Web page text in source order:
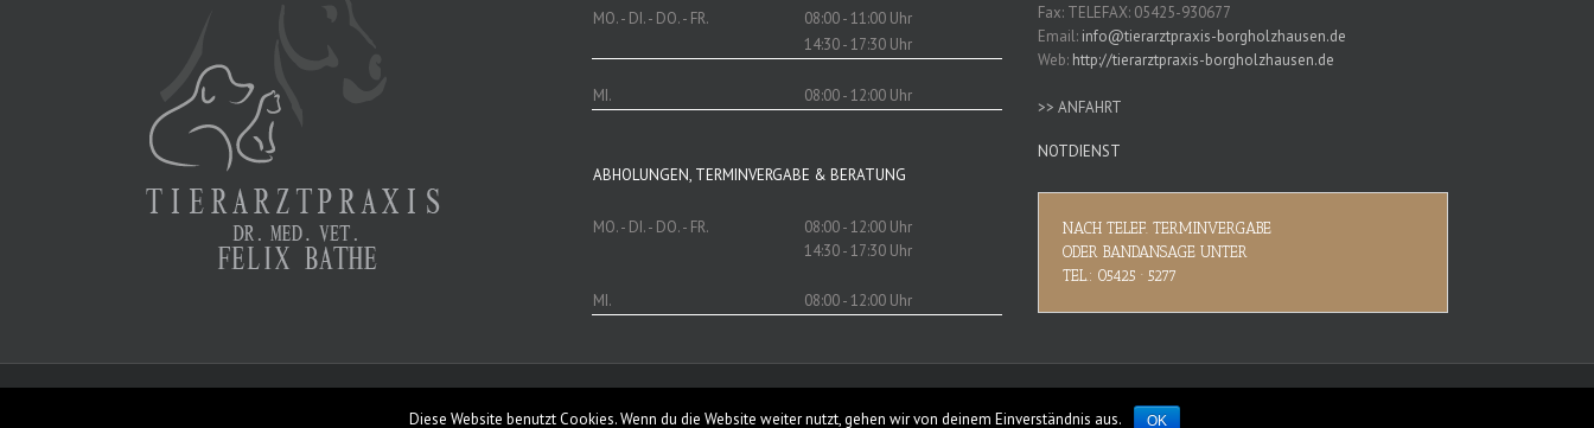
MO. - DI. - DO. - FR.
08:00 - 11:00 Uhr
14:30 - 17:30 Uhr
MI. 08:00 - 12:00 Uhr
ABHOLUNGEN, TERMINVERGABE & BERATUNG
MO. - DI. - DO. - FR.
08:00 - 12:00 Uhr
14:30 - 17:30 Uhr
MI. 08:00 - 12:00 Uhr
Fax: TELEFAX: 05425-930677
Email: info@tierarztpraxis-borgholzhausen.de
Web: http://tierarztpraxis-borgholzhausen.de
>> ANFAHRT
NOTDIENST
NACH TELEF. TERMINVERGABE
ODER BANDANSAGE UNTER
TEL.: 05425 · 5277
Diese Website benutzt Cookies. Wenn du die Website weiter nutzt, gehen wir von deinem Einverständnis aus. OK